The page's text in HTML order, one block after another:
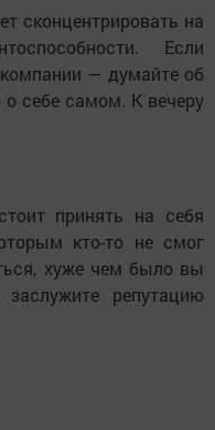
сконцентрировать на
Если
— думайте об
себе самом. К вечеру
принять на себя
кто-то не смог
хуже чем было вы
репутацию